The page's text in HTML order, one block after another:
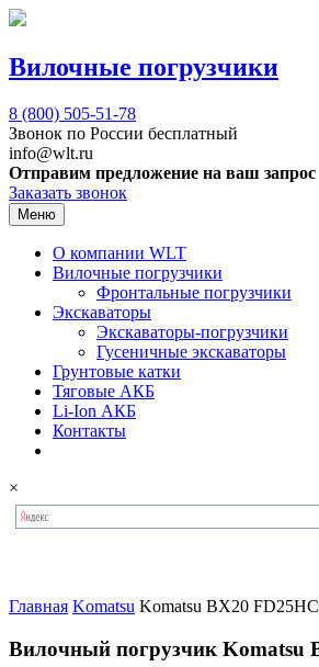
Вилочные погрузчики
8 (800) 505-51-78
Звонок по России бесплатный
info@wlt.ru
Отправим предложение на ваш запрос
Заказать звонок
Меню
О компании WLT
Вилочные погрузчики
Фронтальные погрузчики
Экскаваторы
Экскаваторы-погрузчики
Гусеничные экскаваторы
Грунтовые катки
Тяговые АКБ
Li-Ion АКБ
Контакты
×
Главная Komatsu Komatsu BX20
Вилочный погрузчик Komatsu